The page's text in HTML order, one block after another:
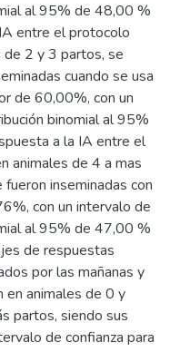
al 95% de 48,00 %
entre el protocolo
de 2 y 3 partos, se
cuando se usa
de 60,00%, con un
binomial al 95%
a la IA entre el
animales de 4 a mas
inseminadas con
con un intervalo de
al 95% de 47,00 %
de respuestas
por las mañanas y
en animales de 0 y
partos, siendo sus
de confianza para